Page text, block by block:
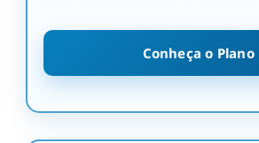
Conheça o Plano